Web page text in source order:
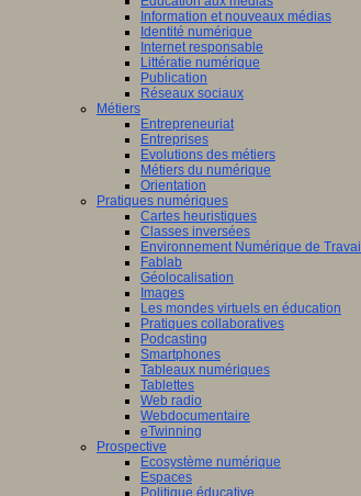
Information et nouveaux médias
Identité numérique
Internet responsable
Littératie numérique
Publication
Réseaux sociaux
Métiers
Entrepreneuriat
Entreprises
Evolutions des métiers
Métiers du numérique
Orientation
Pratiques numériques
Cartes heuristiques
Classes inversées
Environnement Numérique de Travail
Fablab
Géolocalisation
Images
Les mondes virtuels en éducation
Pratiques collaboratives
Podcasting
Smartphones
Tableaux numériques
Tablettes
Web radio
Webdocumentaire
eTwinning
Prospective
Ecosystème numérique
Espaces
Politique éducative